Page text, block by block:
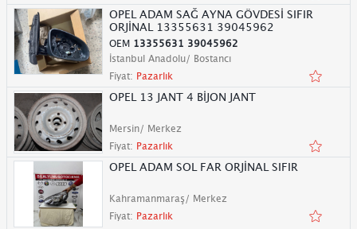
OPEL ADAM SAĞ AYNA GÖVDESİ SIFIR
ORJİNAL 13355631 39045962
OEM 13355631 39045962
İstanbul Anadolu/ Bostancı
Fiyat: Pazarlık
OPEL 13 JANT 4 BİJON JANT
Mersin/ Merkez
Fiyat: Pazarlık
OPEL ADAM SOL FAR ORJİNAL SIFIR
Kahramanmaraş/ Merkez
Fiyat: Pazarlık